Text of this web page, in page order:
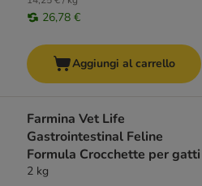
26,78 €
Aggiungi al carrello
Farmina Vet Life
Gastrointestinal Feline
Formula Crocchette per gatti
2 kg